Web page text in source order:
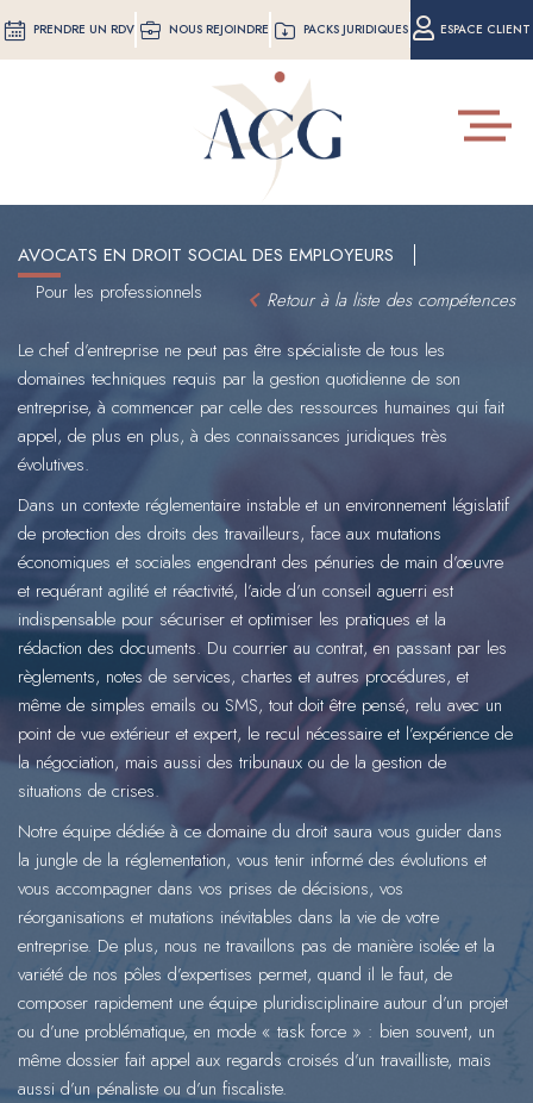
Aller
au
PRENDRE UN RDV NOUS REJOINDRE PACKS JURIDIQUES ESPACE CLIENT
Toggle
AVOCATS EN DROIT SOCIAL DES EMPLOYEURS
Pour les professionnels
Retour à la liste des compétences
Le chef d’entreprise ne peut pas être spécialiste de tous les
domaines techniques requis par la gestion quotidienne de son
entreprise, à commencer par celle des ressources humaines qui fait
appel, de plus en plus, à des connaissances juridiques très
évolutives.
Dans un contexte réglementaire instable et un environnement législatif
de protection des droits des travailleurs, face aux mutations
économiques et sociales engendrant des pénuries de main d’œuvre
et requérant agilité et réactivité, l’aide d’un conseil aguerri est
indispensable pour sécuriser et optimiser les pratiques et la
rédaction des documents. Du courrier au contrat, en passant par les
règlements, notes de services, chartes et autres procédures, et
même de simples emails ou SMS, tout doit être pensé, relu avec un
point de vue extérieur et expert, le recul nécessaire et l’expérience de
la négociation, mais aussi des tribunaux ou de la gestion de
situations de crises.
Notre équipe dédiée à ce domaine du droit saura vous guider dans
la jungle de la réglementation, vous tenir informé des évolutions et
vous accompagner dans vos prises de décisions, vos
réorganisations et mutations inévitables dans la vie de votre
entreprise. De plus, nous ne travaillons pas de manière isolée et la
variété de nos pôles d’expertises permet, quand il le faut, de
composer rapidement une équipe pluridisciplinaire autour d’un projet
ou d’une problématique, en mode « task force » : bien souvent, un
même dossier fait appel aux regards croisés d’un travailliste, mais
aussi d’un pénaliste ou d’un fiscaliste.